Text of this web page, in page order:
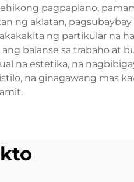
pagpaplano,
ng aklatan, pagsubaybay
ng partikular na
balanse sa trabaho at
na estetika, na
na ginagawang mas